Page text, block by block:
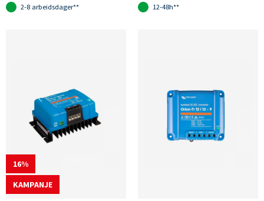
2-8 arbeidsdager** 12-48h**
16
KAMPANJE